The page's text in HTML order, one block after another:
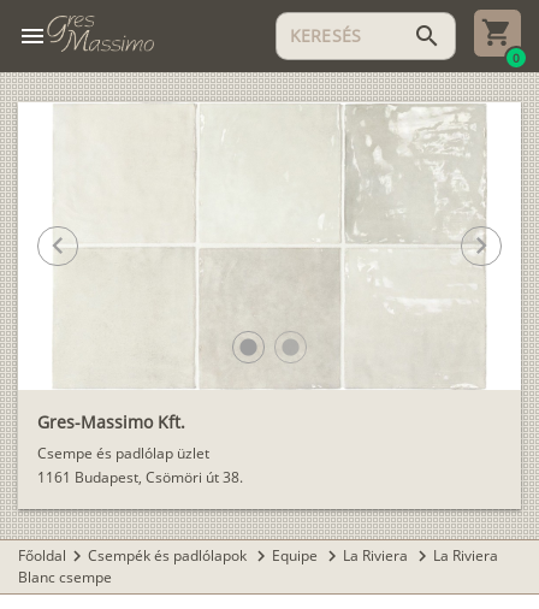
menu search
0
Gres-Massimo Kft.
Csempe és padlólap üzlet
1161 Budapest, Csömöri út 38.
lens lens
chevron_left chevron_right
Főoldal chevron_right Csempék és padlólapok chevron_right Equipe chevron_right La Riviera chevron_right La Riviera
Blanc csempe